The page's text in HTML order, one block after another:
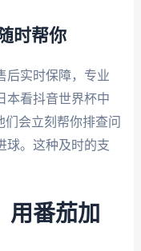
时帮你
后实时保障，专业
本看抖音世界杯中
会立刻帮你排查问
球。这种及时的支
用番茄加